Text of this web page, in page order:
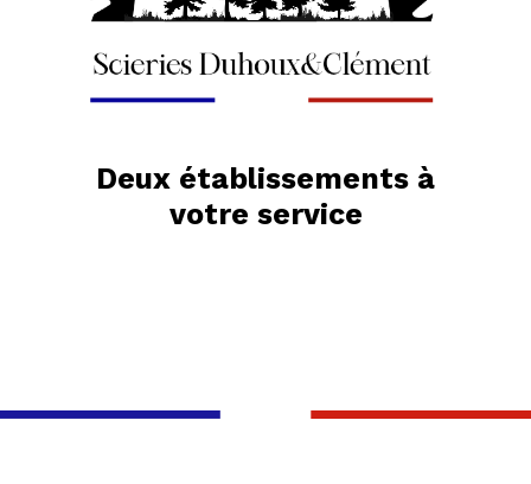
Deux établissements à
votre service